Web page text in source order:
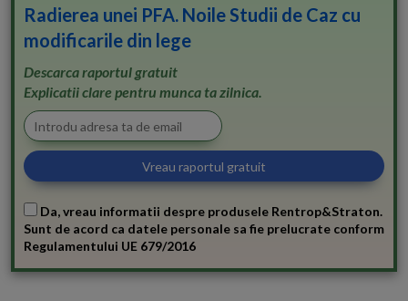
Radierea unei PFA. Noile Studii de Caz cu
modificarile din lege
Descarca raportul gratuit
Explicatii clare pentru munca ta zilnica.
Da, vreau informatii despre produsele Rentrop&Straton.
Sunt de acord ca datele personale sa fie prelucrate conform
Regulamentului UE 679/2016